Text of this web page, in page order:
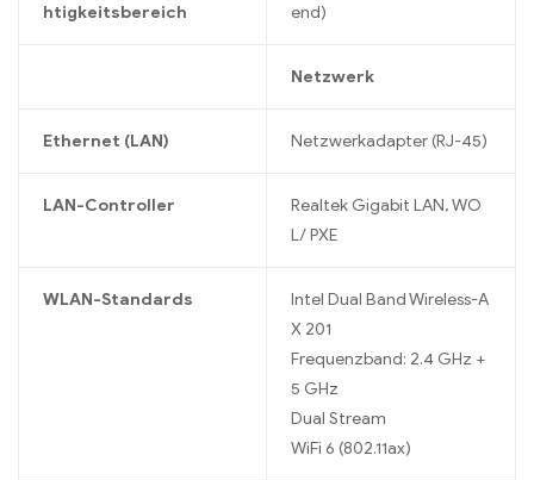
htigkeitsbereich
end)
Netzwerk
Ethernet (LAN) Netzwerkadapter (RJ-45)
LAN-Controller
Realtek Gigabit LAN, WO
L/ PXE
WLAN-Standards
Intel Dual Band Wireless-A
X 201
Frequenzband: 2.4 GHz +
5 GHz
Dual Stream
WiFi 6 (802.11ax)